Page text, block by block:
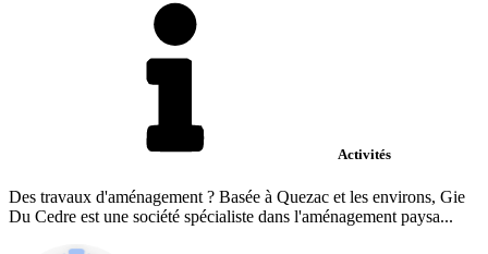
Activités
Des travaux d'aménagement ? Basée à Quezac et les environs, Gie
Du Cedre est une société spécialiste dans l'aménagement paysa...